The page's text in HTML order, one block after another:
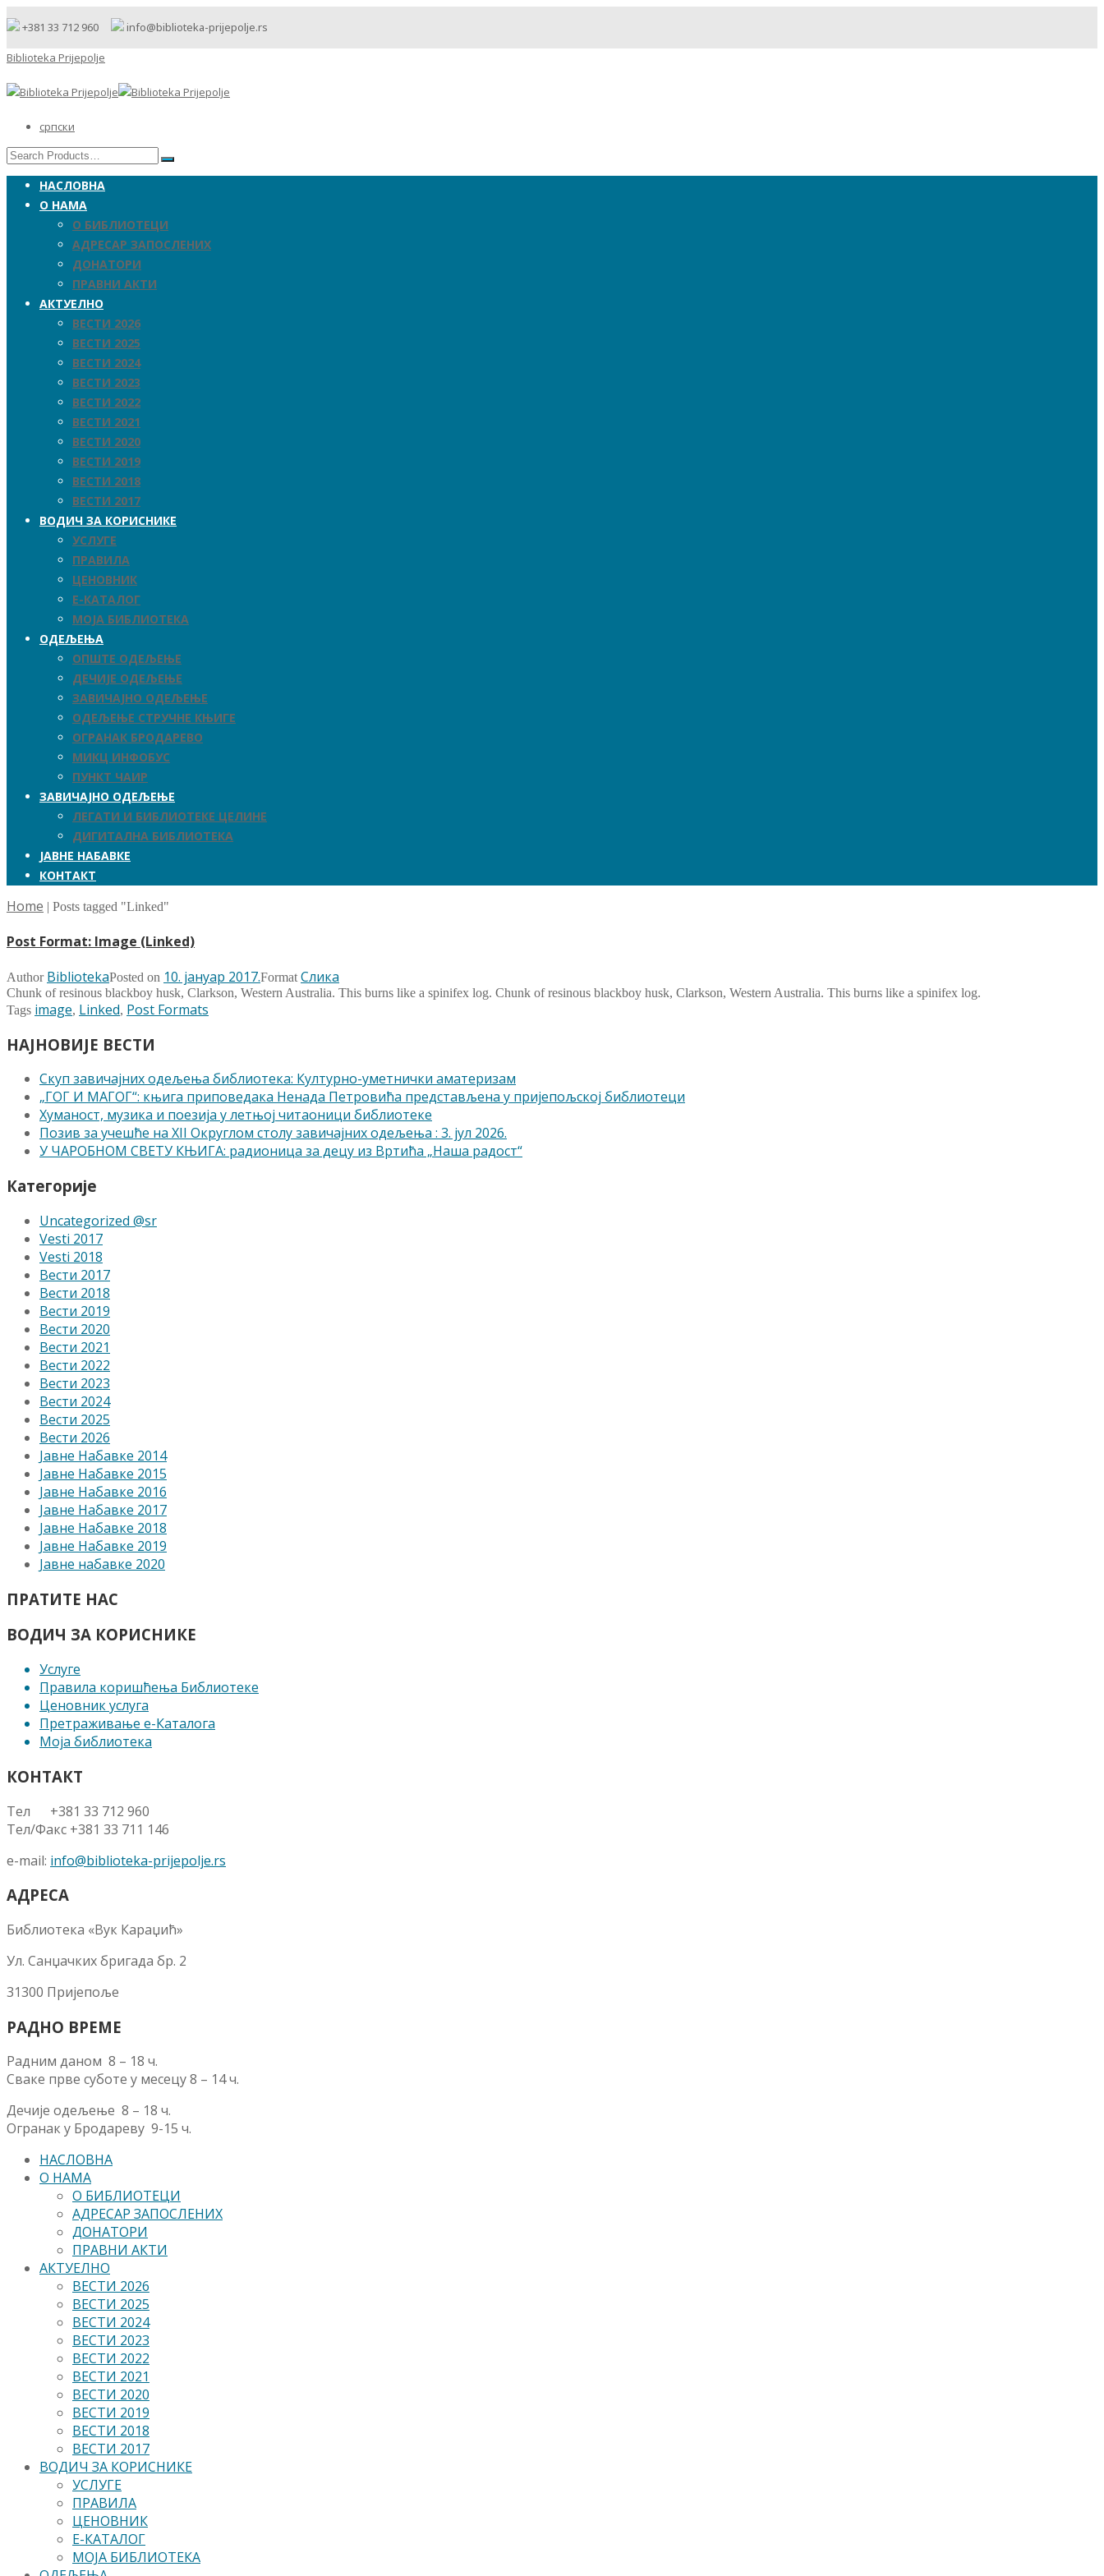
+381 33 712 960 info@biblioteka-prijepolje.rs
Biblioteka Prijepolje
српски
НАСЛОВНА
О НАМА
О БИБЛИОТЕЦИ
АДРЕСАР ЗАПОСЛЕНИХ
ДОНАТОРИ
ПРАВНИ АКТИ
АКТУЕЛНО
ВЕСТИ 2026
ВЕСТИ 2025
ВЕСТИ 2024
ВЕСТИ 2023
ВЕСТИ 2022
ВЕСТИ 2021
ВЕСТИ 2020
ВЕСТИ 2019
ВЕСТИ 2018
ВЕСТИ 2017
ВОДИЧ ЗА КОРИСНИКЕ
УСЛУГЕ
ПРАВИЛА
ЦЕНОВНИК
Е-КАТАЛОГ
МОЈА БИБЛИОТЕКА
ОДЕЉЕЊА
ОПШТЕ ОДЕЉЕЊЕ
ДЕЧИЈЕ ОДЕЉЕЊЕ
ЗАВИЧАЈНО ОДЕЉЕЊЕ
ОДЕЉЕЊЕ СТРУЧНЕ КЊИГЕ
ОГРАНАК БРОДАРЕВО
МИКЦ ИНФОБУС
ПУНКТ ЧАИР
ЗАВИЧАЈНО ОДЕЉЕЊЕ
ЛЕГАТИ И БИБЛИОТЕКЕ ЦЕЛИНЕ
ДИГИТАЛНА БИБЛИОТЕКА
ЈАВНЕ НАБАВКЕ
КОНТАКТ
Home | Posts tagged "Linked"
Post Format: Image (Linked)
Author BibliotekaPosted on 10. јануар 2017.Format Слика
Chunk of resinous blackboy husk, Clarkson, Western Australia. This burns like a spinifex log. Chunk of resinous blackboy husk, Clarkson, Western Australia. This burns like a spinifex log.
Tags image, Linked, Post Formats
НАЈНОВИЈЕ ВЕСТИ
Скуп завичајних одељења библиотека: Културно-уметнички аматеризам
„ГОГ И МАГОГ“: књига приповедака Ненада Петровића представљена у пријепољској библиотеци
Хуманост, музика и поезија у летњој читаоници библиотеке
Позив за учешће на XII Округлом столу завичајних одељења : 3. јул 2026.
У ЧАРОБНОМ СВЕТУ КЊИГА: радионица за децу из Вртића „Наша радост“
Категорије
Uncategorized @sr
Vesti 2017
Vesti 2018
Вести 2017
Вести 2018
Вести 2019
Вести 2020
Вести 2021
Вести 2022
Вести 2023
Вести 2024
Вести 2025
Вести 2026
Јавне Набавке 2014
Јавне Набавке 2015
Јавне Набавке 2016
Јавне Набавке 2017
Јавне Набавке 2018
Јавне Набавке 2019
Јавне набавке 2020
ПРАТИТЕ НАС
ВОДИЧ ЗА КОРИСНИКЕ
Услуге
Правила коришћења Библиотеке
Ценовник услуга
Претраживање е-Каталога
Моја библиотека
КОНТАКТ
Тел +381 33 712 960
Тел/Факс +381 33 711 146
e-mail: info@biblioteka-prijepolje.rs
АДРЕСА
Библиотека «Вук Караџић»
Ул. Санџачких бригада бр. 2
31300 Пријепоље
РАДНО ВРЕМЕ
Радним даном 8 – 18 ч.
Сваке прве суботе у месецу 8 – 14 ч.
Дечије одељење 8 – 18 ч.
Огранак у Бродареву 9-15 ч.
НАСЛОВНА
О НАМА
О БИБЛИОТЕЦИ
АДРЕСАР ЗАПОСЛЕНИХ
ДОНАТОРИ
ПРАВНИ АКТИ
АКТУЕЛНО
ВЕСТИ 2026
ВЕСТИ 2025
ВЕСТИ 2024
ВЕСТИ 2023
ВЕСТИ 2022
ВЕСТИ 2021
ВЕСТИ 2020
ВЕСТИ 2019
ВЕСТИ 2018
ВЕСТИ 2017
ВОДИЧ ЗА КОРИСНИКЕ
УСЛУГЕ
ПРАВИЛА
ЦЕНОВНИК
Е-КАТАЛОГ
МОЈА БИБЛИОТЕКА